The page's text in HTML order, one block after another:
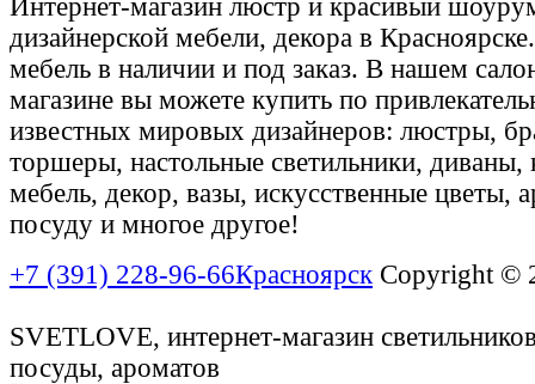
Интернет-магазин люстр и красивый
дизайнерской мебели, декора в
мебель в наличии и под заказ. В нашем
магазине вы можете купить по
известных мировых дизайнеров: люстры,
торшеры, настольные светильники, диваны,
мебель, декор, вазы, искусственные цветы,
посуду и многое другое!
+7 (391) 228-96-66Красноярск Copyright ©
SVETLOVE, интернет-магазин
посуды, ароматов